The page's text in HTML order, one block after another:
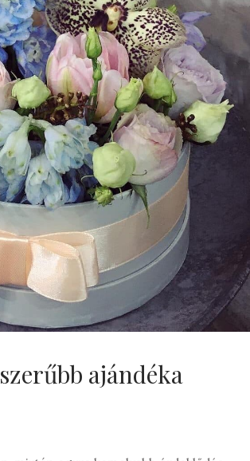
ajándéka